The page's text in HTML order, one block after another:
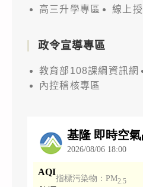
高三升學專區
線上
政令宣導專區
教育部108課綱資訊網
內控稽核專區